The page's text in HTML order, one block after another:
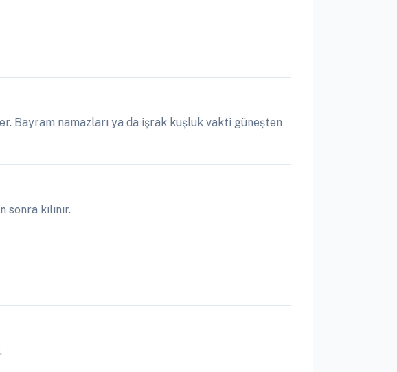
Bayram namazları ya da işrak kuşluk vakti güneşten
kılınır.